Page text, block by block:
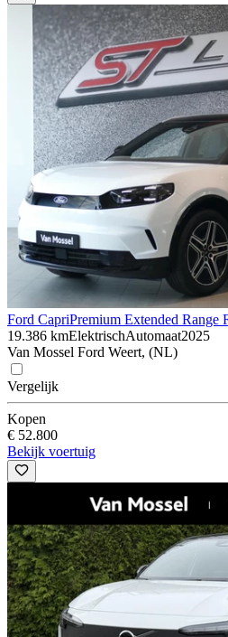
Ford CapriPremium Extended Range
19.386 kmElektrischAutomaat2025
Van Mossel Ford Weert, (NL)
Vergelijk
Kopen
€ 52.800
Bekijk voertuig